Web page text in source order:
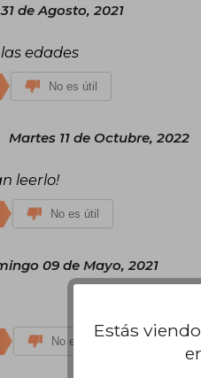
de Agosto, 2021
edades
No es útil
Martes 11 de Octubre, 2022
leerlo!
No es útil
09 de Mayo, 2021
No es útil
Estás viendo